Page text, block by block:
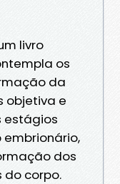
livro
os
da
objetiva e
estágios
dos
do corpo.